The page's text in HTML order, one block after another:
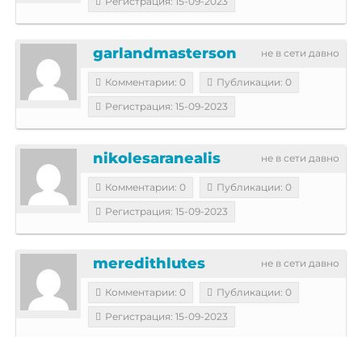
не в сети давно
garlandmasterson
Комментарии: 0
Публикации: 0
Регистрация: 15-09-2023
не в сети давно
nikolesaranealis
Комментарии: 0
Публикации: 0
Регистрация: 15-09-2023
не в сети давно
meredithlutes
Комментарии: 0
Публикации: 0
Регистрация: 15-09-2023